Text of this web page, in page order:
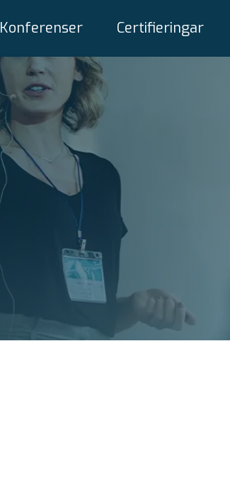
Konferenser Certifieringar